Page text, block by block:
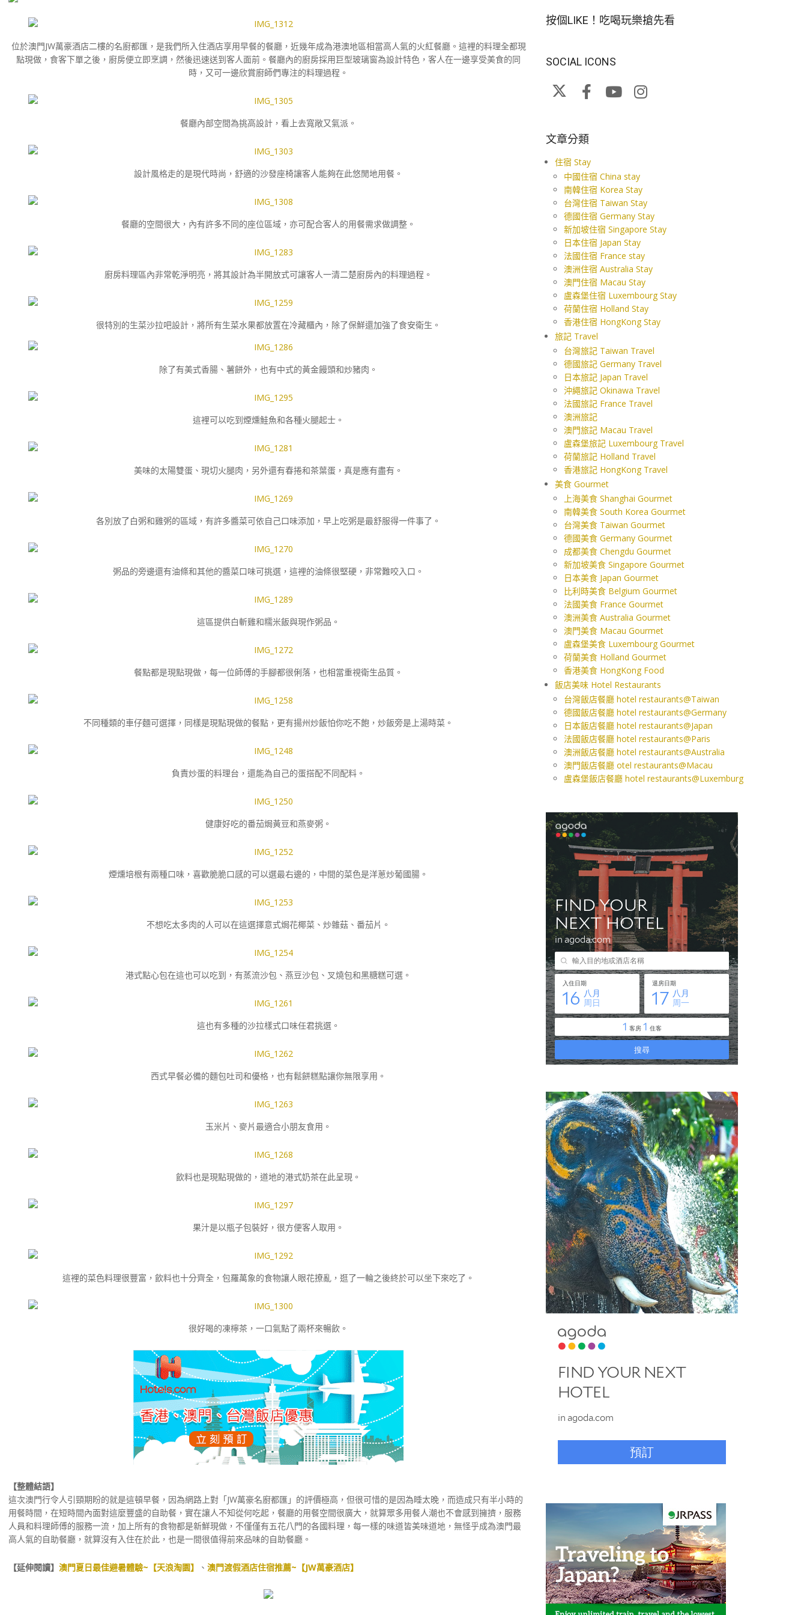
位於澳門JW萬豪酒店二樓的名廚都匯，是我們所入住酒店享用早餐的餐廳，近幾年成為港澳地區相當高人氣的火紅餐廳。這裡的料理全都現
點現做，食客下單之後，廚房便立即烹調，然後迅速送到客人面前。餐廳內的廚房採用巨型玻璃窗為設計特色，客人在一邊享受美食的同
時，又可一邊欣賞廚師們專注的料理過程。
餐廳內部空間為挑高設計，看上去寬敞又氣派。
設計風格走的是現代時尚，舒適的沙發座椅讓客人能夠在此悠閒地用餐。
餐廳的空間很大，內有許多不同的座位區域，亦可配合客人的用餐需求做調整。
廚房料理區內非常乾淨明亮，將其設計為半開放式可讓客人一清二楚廚房內的料理過程。
很特別的生菜沙拉吧設計，將所有生菜水果都放置在冷藏櫃內，除了保鮮還加強了食安衛生。
除了有美式香腸、薯餅外，也有中式的黃金饅頭和炒豬肉。
這裡可以吃到煙燻鮭魚和各種火腿起士。
美味的太陽雙蛋、現切火腿肉，另外還有春捲和茶葉蛋，真是應有盡有。
各別放了白粥和雞粥的區域，有許多醬菜可依自己口味添加，早上吃粥是最舒服得一件事了。
粥品的旁邊還有油條和其他的醬菜口味可挑選，這裡的油條很堅硬，非常難咬入口。
這區提供白斬雞和糯米飯與現作粥品。
餐點都是現點現做，每一位師傅的手腳都很俐落，也相當重視衛生品質。
不同種類的車仔麵可選擇，同樣是現點現做的餐點，更有揚州炒飯怕你吃不飽，炒飯旁是上湯時菜。
負責炒蛋的料理台，還能為自己的蛋搭配不同配料。
健康好吃的番茄焗黃豆和燕麥粥。
煙燻培根有兩種口味，喜歡脆脆口感的可以選最右邊的，中間的菜色是洋蔥炒葡國腸。
不想吃太多肉的人可以在這選擇意式焗花椰菜、炒雜菇、番茄片。
港式點心包在這也可以吃到，有蒸流沙包、燕豆沙包、叉燒包和黑糖糕可選。
這也有多種的沙拉樣式口味任君挑選。
西式早餐必備的麵包吐司和優格，也有鬆餅糕點讓你無限享用。
玉米片、麥片最適合小朋友食用。
飲料也是現點現做的，道地的港式奶茶在此呈現。
果汁是以瓶子包裝好，很方便客人取用。
這裡的菜色料理很豐富，飲料也十分齊全，包羅萬象的食物讓人眼花撩亂，逛了一輪之後終於可以坐下來吃了。
很好喝的凍檸茶，一口氣點了兩杯來暢飲。
【整體結語】
這次澳門行令人引頸期盼的就是這頓早餐，因為網路上對「JW萬豪名廚都匯」的評價極高，但很可惜的是因為睡太晚，而造成只有半小時的
用餐時間，在短時間內面對這麼豐盛的自助餐，實在讓人不知從何吃起，餐廳的用餐空間很廣大，就算眾多用餐人潮也不會感到擁擠，服務
人員和料理師傅的服務一流，加上所有的食物都是新鮮現做，不僅僅有五花八門的各國料理，每一樣的味道皆美味道地，無怪乎成為澳門最
高人氣的自助餐廳，就算沒有入住在於此，也是一間很值得前來品味的自助餐廳。
【延伸閱讀】 澳門夏日最佳避暑體驗~【天浪淘園】 、 澳門渡假酒店住宿推薦~【JW萬豪酒店】
按個LIKE！吃喝玩樂搶先看
SOCIAL ICONS
文章分類
住宿 Stay
中國住宿 China stay
南韓住宿 Korea Stay
台灣住宿 Taiwan Stay
德國住宿 Germany Stay
新加坡住宿 Singapore Stay
日本住宿 Japan Stay
法國住宿 France stay
澳洲住宿 Australia Stay
澳門住宿 Macau Stay
盧森堡住宿 Luxembourg Stay
荷蘭住宿 Holland Stay
香港住宿 HongKong Stay
旅記 Travel
台灣旅記 Taiwan Travel
德國旅記 Germany Travel
日本旅記 Japan Travel
沖繩旅記 Okinawa Travel
法國旅記 France Travel
澳洲旅記
澳門旅記 Macau Travel
盧森堡旅記 Luxembourg Travel
荷蘭旅記 Holland Travel
香港旅記 HongKong Travel
美食 Gourmet
上海美食 Shanghai Gourmet
南韓美食 South Korea Gourmet
台灣美食 Taiwan Gourmet
德國美食 Germany Gourmet
成都美食 Chengdu Gourmet
新加坡美食 Singapore Gourmet
日本美食 Japan Gourmet
比利時美食 Belgium Gourmet
法國美食 France Gourmet
澳洲美食 Australia Gourmet
澳門美食 Macau Gourmet
盧森堡美食 Luxembourg Gourmet
荷蘭美食 Holland Gourmet
香港美食 HongKong Food
飯店美味 Hotel Restaurants
台灣飯店餐廳 hotel restaurants@Taiwan
德國飯店餐廳 hotel restaurants@Germany
日本飯店餐廳 hotel restaurants@Japan
法國飯店餐廳 hotel restaurants@Paris
澳洲飯店餐廳 hotel restaurants@Australia
澳門飯店餐廳 otel restaurants@Macau
盧森堡飯店餐廳 hotel restaurants@Luxemburg